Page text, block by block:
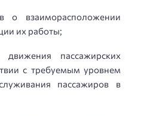
о взаиморасположении
их работы;
пассажирских
с требуемым уровнем
пассажиров в